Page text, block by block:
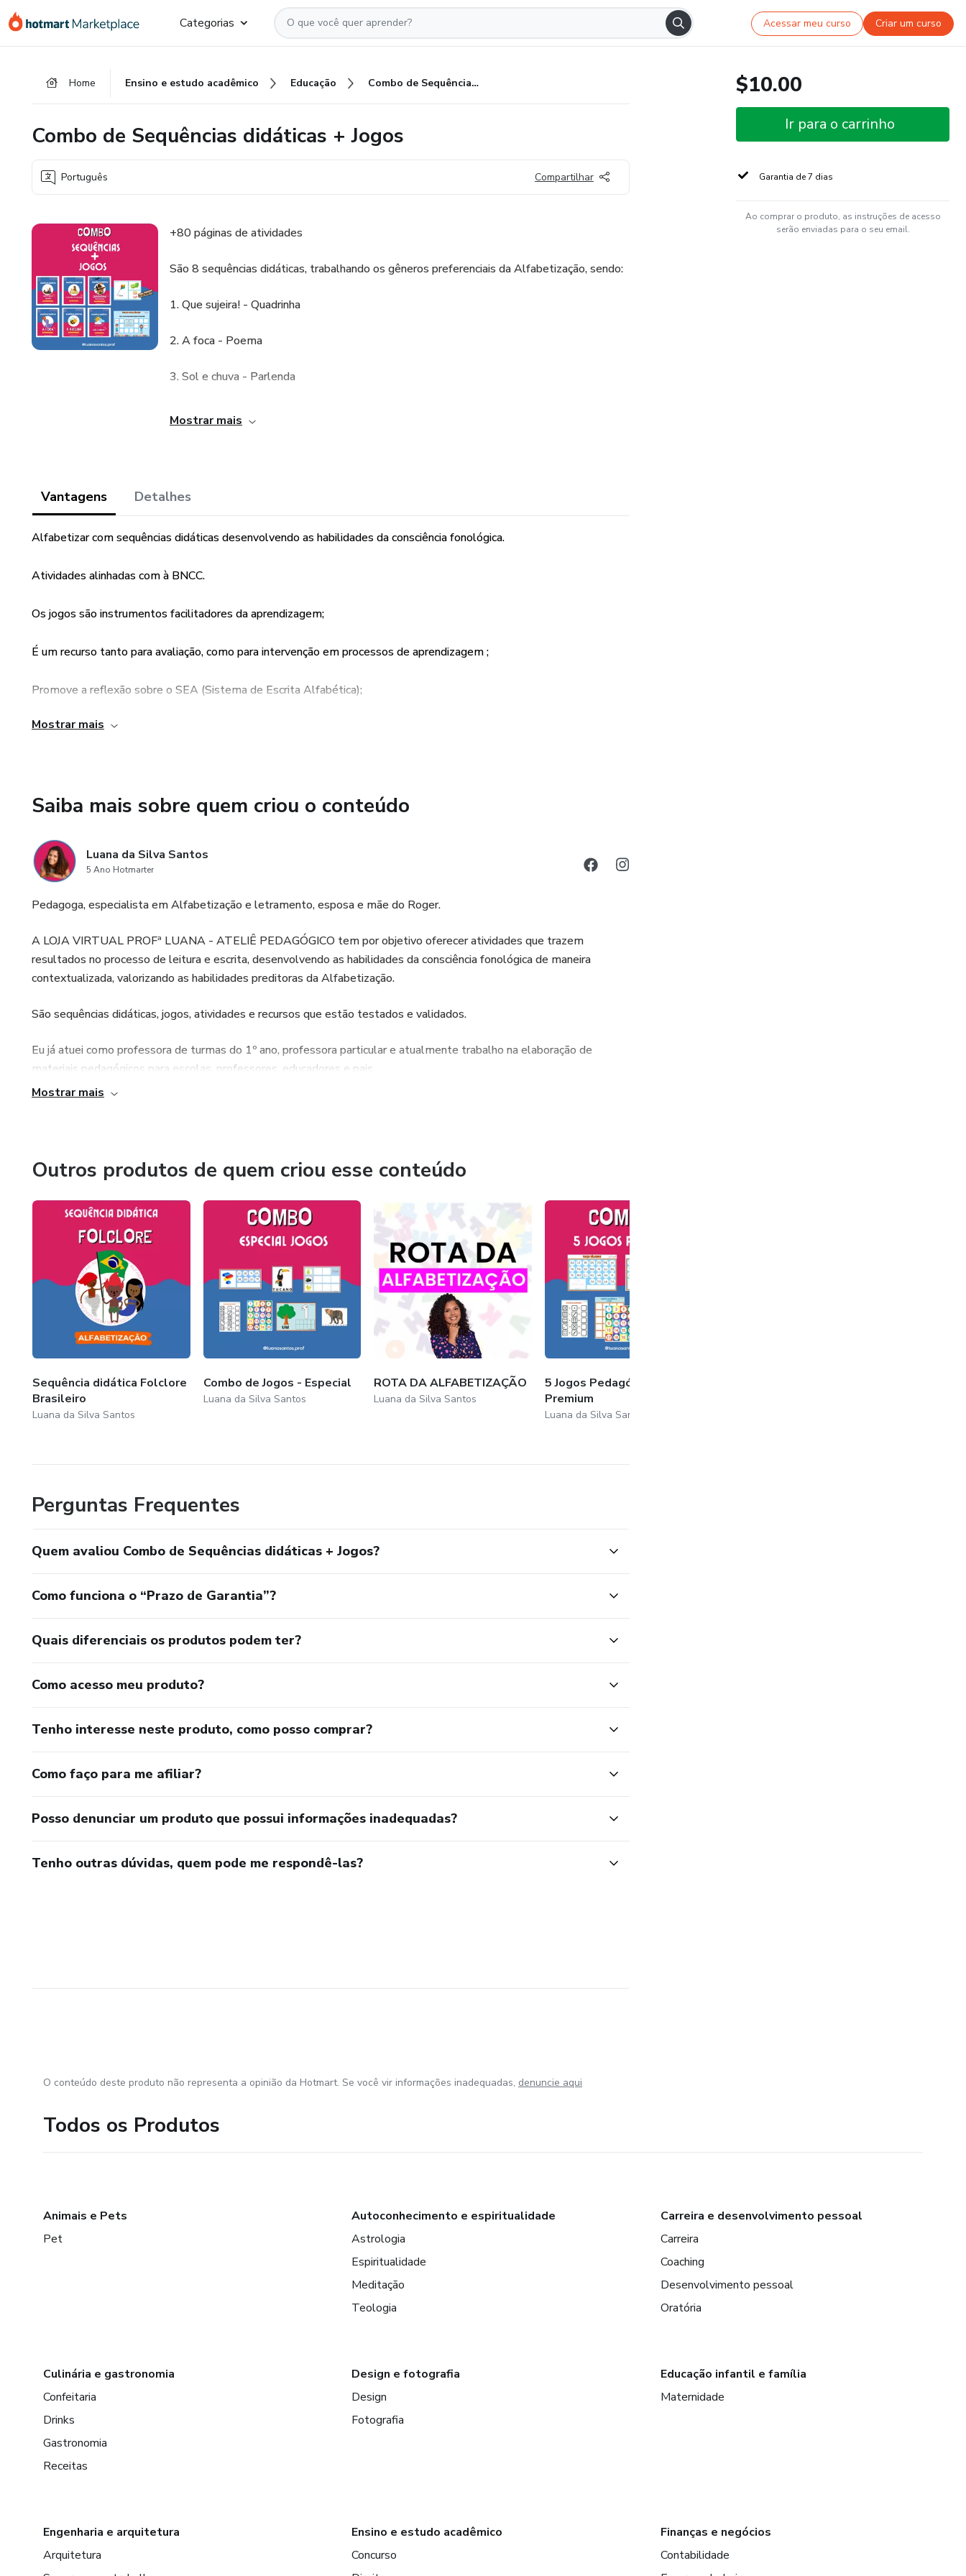
para
para
para
Categorias Acessar meu curso Criar um curso
Home Ensino e estudo acadêmico Educação Combo de Sequências didáticas + Jogos
Combo de Sequências didáticas + Jogos
Português Compartilhar
+80 páginas de atividades
São 8 sequências didáticas, trabalhando os gêneros preferenciais da Alfabetização, sendo:
1. Que sujeira! - Quadrinha
2. A foca - Poema
3. Sol e chuva - Parlenda
4. A galinha do vizinho - cantiga
7. Borboletinha - Cantiga
aliteração, consciência silábica e fonêmica.
1 jogo trilha puxa sílaba - Trabalha a sílaba final e inicial
pagamento.
Mostrar mais
Vantagens Detalhes
Alfabetizar com sequências didáticas desenvolvendo as habilidades da consciência fonológica.
Atividades alinhadas com à BNCC.
Os jogos são instrumentos facilitadores da aprendizagem;
É um recurso tanto para avaliação, como para intervenção em processos de aprendizagem ;
Promove a reflexão sobre o SEA (Sistema de Escrita Alfabética);
Consolida as aprendizagens já realizadas ou promove novos conhecimentos;
Mostrar mais
Saiba mais sobre quem criou o conteúdo
Luana da Silva Santos
5 Ano Hotmarter
Pedagoga, especialista em Alfabetização e letramento, esposa e mãe do Roger.
A LOJA VIRTUAL PROFª LUANA - ATELIÊ PEDAGÓGICO tem por objetivo oferecer atividades que trazem
resultados no processo de leitura e escrita, desenvolvendo as habilidades da consciência fonológica de maneira
contextualizada, valorizando as habilidades preditoras da Alfabetização.
São sequências didáticas, jogos, atividades e recursos que estão testados e validados.
Eu já atuei como professora de turmas do 1º ano, professora particular e atualmente trabalho na elaboração de
materiais pedagógicos para escolas, professores, educadores e pais.
Mostrar mais
Outros produtos de quem criou esse conteúdo
Sequência didática Folclore
Brasileiro
Luana da Silva Santos
Combo de Jogos - Especial
Luana da Silva Santos
ROTA DA ALFABETIZAÇÃO
Luana da Silva Santos
5 Jogos Pedagógicos
Premium
Luana da Silva Santos
Perguntas Frequentes
Quem avaliou Combo de Sequências didáticas + Jogos?
Como funciona o “Prazo de Garantia”?
Quais diferenciais os produtos podem ter?
Como acesso meu produto?
Tenho interesse neste produto, como posso comprar?
Como faço para me afiliar?
Posso denunciar um produto que possui informações inadequadas?
Tenho outras dúvidas, quem pode me respondê-las?
$10.00
Ir para o carrinho
Garantia de 7 dias
Ao comprar o produto, as instruções de acesso
serão enviadas para o seu email.
O conteúdo deste produto não representa a opinião da Hotmart. Se você vir informações inadequadas, denuncie aqui
Todos os Produtos
Animais e Pets
Pet
Autoconhecimento e espiritualidade
Astrologia
Espiritualidade
Meditação
Teologia
Carreira e desenvolvimento pessoal
Carreira
Coaching
Desenvolvimento pessoal
Oratória
Culinária e gastronomia
Confeitaria
Drinks
Gastronomia
Receitas
Design e fotografia
Design
Fotografia
Educação infantil e família
Maternidade
Engenharia e arquitetura
Arquitetura
Ensino e estudo acadêmico
Concurso
Finanças e negócios
Contabilidade